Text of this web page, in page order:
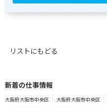
リストにもどる
新着の仕事情報
大阪府大阪市中央区 大阪府大阪市中央区